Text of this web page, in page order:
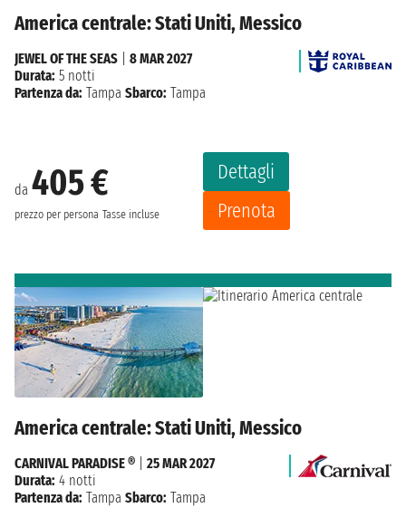
America centrale: Stati Uniti, Messico
da 405 €
prezzo per persona Tasse incluse
Dettagli
Prenota
JEWEL OF THE SEAS
8 MAR 2027
Durata: 5 notti
Partenza da: Tampa Sbarco: Tampa
America centrale: Stati Uniti, Messico
CARNIVAL PARADISE ®
25 MAR 2027
Durata: 4 notti
Partenza da: Tampa Sbarco: Tampa